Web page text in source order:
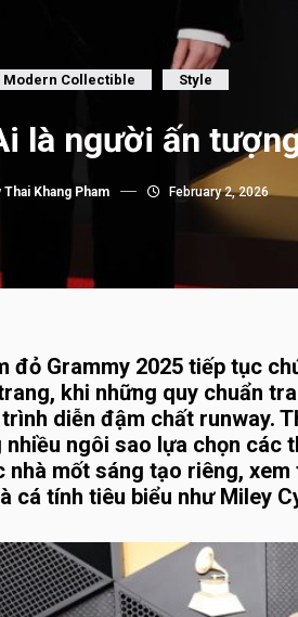
Modern Collectible Style
là người ấn
Thai Khang Pham February 2, 2026
đỏ Grammy 2025 tiếp tục
khi những quy chuẩn
diễn đậm chất runway.
nhiều ngôi sao lựa chọn các
nhà mốt sáng tạo riêng,
cá tính tiêu biểu như Miley